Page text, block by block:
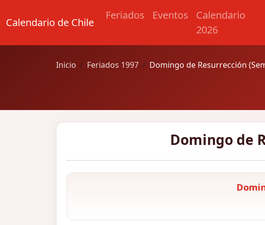
Calendario de Chile
Feriados Eventos
Calendario
2026
Inicio Feriados 1997 Domingo de Resurrección
Domingo de